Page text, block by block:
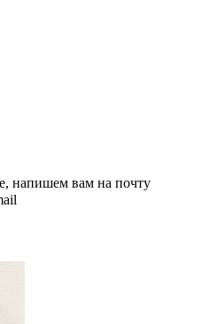
напишем вам на почту